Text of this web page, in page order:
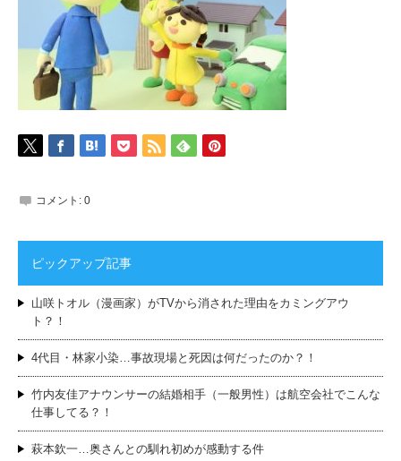
コメント: 0
ピックアップ記事
山咲トオル（漫画家）がTVから消された理由をカミングアウ
ト？！
4代目・林家小染…事故現場と死因は何だったのか？！
竹内友佳アナウンサーの結婚相手（一般男性）は航空会社でこんな
仕事してる？！
萩本欽一…奥さんとの馴れ初めが感動する件